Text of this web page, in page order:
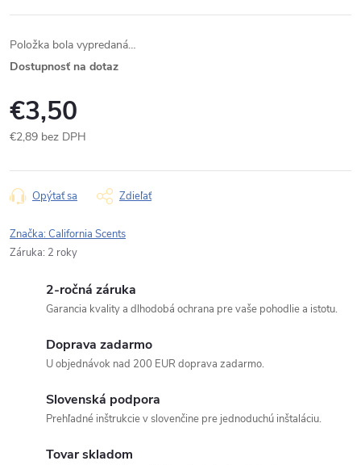
Položka bola vypredaná…
Dostupnosť na dotaz
€3,50
€2,89 bez DPH
cena:
Opýtať sa Zdieľať
Značka:California Scents
Záruka: 2 roky
2-ročná záruka
Garancia kvality a dlhodobá ochrana pre vaše pohodlie a istotu.
Doprava zadarmo
U objednávok nad 200 EUR doprava zadarmo.
Slovenská podpora
Prehľadné inštrukcie v slovenčine pre jednoduchú inštaláciu.
Tovar skladom